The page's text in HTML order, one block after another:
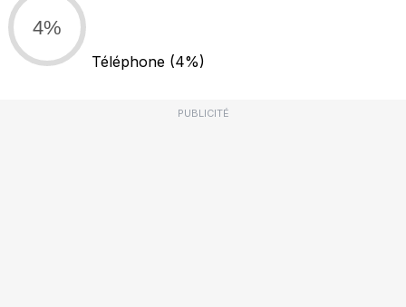
4%
Téléphone (4%)
PUBLICITÉ